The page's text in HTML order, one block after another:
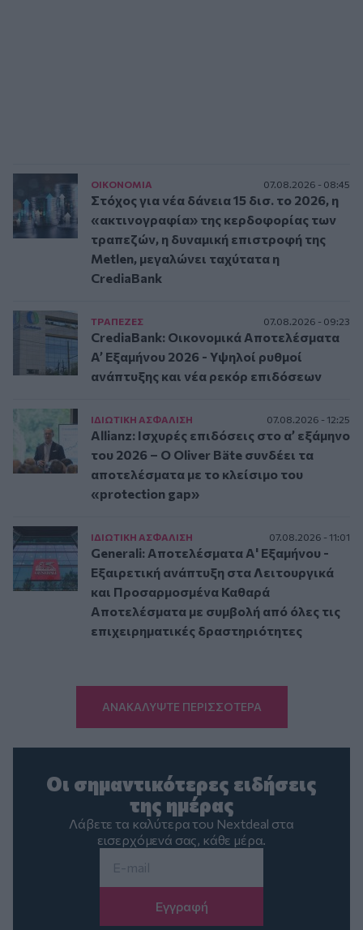
ΟΙΚΟΝΟΜΙΑ 07.08.2026 - 08:45
Στόχος για νέα δάνεια 15 δισ. το 2026, η
«ακτινογραφία» της κερδοφορίας των
τραπεζών, η δυναμική επιστροφή της
Metlen, μεγαλώνει ταχύτατα η
CrediaBank
ΤΡAΠΕΖΕΣ 07.08.2026 - 09:23
CrediaBank: Οικονομικά Αποτελέσματα
A’ Εξαμήνου 2026 - Υψηλοί ρυθμοί
ανάπτυξης και νέα ρεκόρ επιδόσεων
ΙΔΙΩΤΙΚΗ ΑΣΦAΛΙΣΗ 07.08.2026 - 12:25
Allianz: Ισχυρές επιδόσεις στο α’ εξάμηνο
του 2026 – Ο Oliver Bäte συνδέει τα
αποτελέσματα με το κλείσιμο του
«protection gap»
ΙΔΙΩΤΙΚΗ ΑΣΦAΛΙΣΗ 07.08.2026 - 11:01
Generali: Αποτελέσματα Α' Εξαμήνου -
Εξαιρετική ανάπτυξη στα Λειτουργικά
και Προσαρμοσμένα Καθαρά
Αποτελέσματα με συμβολή από όλες τις
επιχειρηματικές δραστηριότητες
ΑΝΑΚΑΛΥΨΤΕ ΠΕΡΙΣΣΟΤΕΡΑ
Οι σημαντικότερες ειδήσεις
της ημέρας
Λάβετε τα καλύτερα του Nextdeal στα
εισερχόμενά σας, κάθε μέρα.